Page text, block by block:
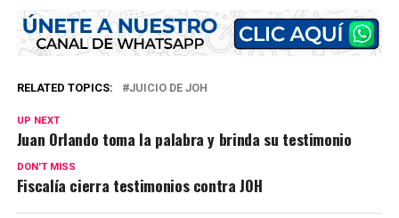
RELATED TOPICS: JUICIO DE JOH
UP NEXT
Juan Orlando toma la palabra y brinda su testimonio
DON'T MISS
Fiscalía cierra testimonios contra JOH